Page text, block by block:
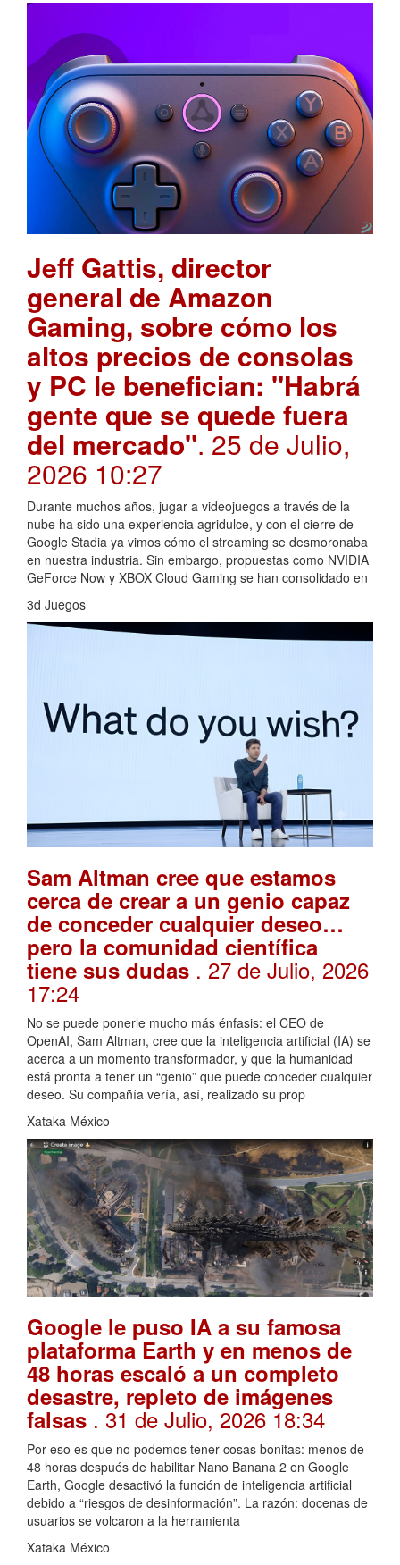
Jeff Gattis, director
general de Amazon
Gaming, sobre cómo los
altos precios de consolas
y PC le benefician: "Habrá
gente que se quede fuera
del mercado". 25 de Julio,
2026 10:27
Durante muchos años, jugar a videojuegos a través de la
nube ha sido una experiencia agridulce, y con el cierre de
Google Stadia ya vimos cómo el streaming se desmoronaba
en nuestra industria. Sin embargo, propuestas como NVIDIA
GeForce Now y XBOX Cloud Gaming se han consolidado en
3d Juegos
Sam Altman cree que estamos
cerca de crear a un genio capaz
de conceder cualquier deseo…
pero la comunidad científica
tiene sus dudas . 27 de Julio, 2026
17:24
No se puede ponerle mucho más énfasis: el CEO de
OpenAI, Sam Altman, cree que la inteligencia artificial (IA) se
acerca a un momento transformador, y que la humanidad
está pronta a tener un “genio” que puede conceder cualquier
deseo. Su compañía vería, así, realizado su prop
Xataka México
Google le puso IA a su famosa
plataforma Earth y en menos de
48 horas escaló a un completo
desastre, repleto de imágenes
falsas . 31 de Julio, 2026 18:34
Por eso es que no podemos tener cosas bonitas: menos de
48 horas después de habilitar Nano Banana 2 en Google
Earth, Google desactivó la función de inteligencia artificial
debido a “riesgos de desinformación”. La razón: docenas de
usuarios se volcaron a la herramienta
Xataka México